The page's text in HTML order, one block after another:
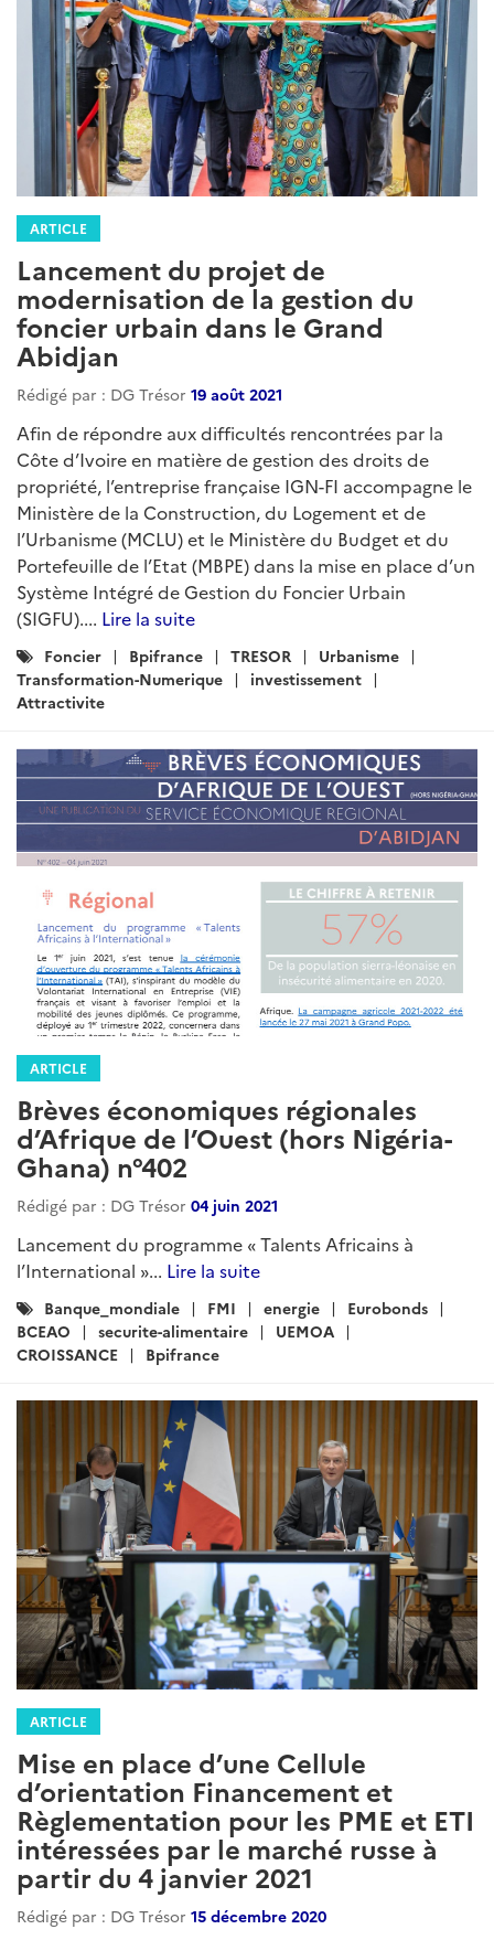
ARTICLE
Lancement du projet de
modernisation de la gestion du
foncier urbain dans le Grand
Abidjan
Rédigé par : DG Trésor 19 août 2021
Afin de répondre aux difficultés rencontrées par la
Côte d’Ivoire en matière de gestion des droits de
propriété, l’entreprise française IGN-FI accompagne le
Ministère de la Construction, du Logement et de
l’Urbanisme (MCLU) et le Ministère du Budget et du
Portefeuille de l’Etat (MBPE) dans la mise en place d’un
Système Intégré de Gestion du Foncier Urbain
(SIGFU).... Lire la suite
Catégories
:
Foncier Bpifrance TRESOR
Urbanisme
Transformation-Numerique
investissement
Attractivite
ARTICLE
Brèves économiques régionales
d’Afrique de l’Ouest (hors Nigéria-
Ghana) n°402
Rédigé par : DG Trésor 04 juin 2021
Lancement du programme « Talents Africains à
l’International »... Lire la suite
Catégories
:
Banque_mondiale FMI energie
Eurobonds
BCEAO
securite-alimentaire
UEMOA
CROISSANCE
Bpifrance
ARTICLE
Mise en place d’une Cellule
d’orientation Financement et
Règlementation pour les PME et ETI
intéressées par le marché russe à
partir du 4 janvier 2021
Rédigé par : DG Trésor 15 décembre 2020